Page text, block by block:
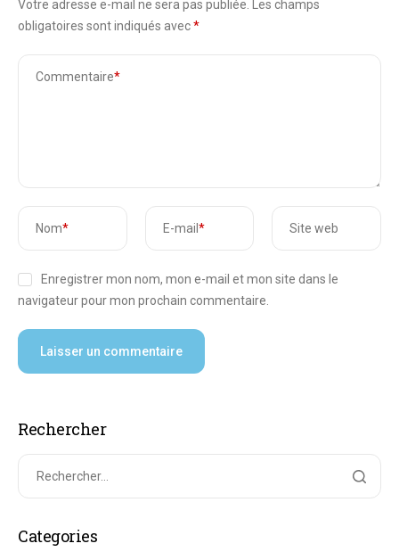
Votre adresse e-mail ne sera pas publiée. Les champs
obligatoires sont indiqués avec*
Commentaire*
Nom* E-mail* Site web
Enregistrer mon nom, mon e-mail et mon site dans le
navigateur pour mon prochain commentaire.
Rechercher
Categories